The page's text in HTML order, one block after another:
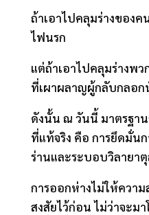
ถ้าเอาไปคลุมร่างของ
ไฟนรก
แต่ถ้าเอาไปคลุมร่างพ
ที่เผาผลาญผู้กลับกลอ
ดังนั้น ณ วันนี้ มาตรฐา
ที่แท้จริง คือ การยึดมั่น
ร่านและระบอบวิลายา
การออกห่างไม่ให้ควา
สงสัยไว้ก่อน ไม่ว่าจะม